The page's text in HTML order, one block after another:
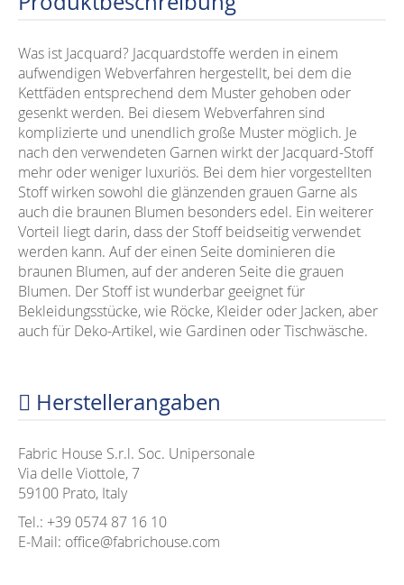
Was ist Jacquard? Jacquardstoffe werden in einem
aufwendigen Webverfahren hergestellt, bei dem die
Kettfäden entsprechend dem Muster gehoben oder
gesenkt werden. Bei diesem Webverfahren sind
komplizierte und unendlich große Muster möglich. Je
nach den verwendeten Garnen wirkt der Jacquard-Stoff
mehr oder weniger luxuriös. Bei dem hier vorgestellten
Stoff wirken sowohl die glänzenden grauen Garne als
auch die braunen Blumen besonders edel. Ein weiterer
Vorteil liegt darin, dass der Stoff beidseitig verwendet
werden kann. Auf der einen Seite dominieren die
braunen Blumen, auf der anderen Seite die grauen
Blumen. Der Stoff ist wunderbar geeignet für
Bekleidungsstücke, wie Röcke, Kleider oder Jacken, aber
auch für Deko-Artikel, wie Gardinen oder Tischwäsche.
Herstellerangaben
Fabric House S.r.l. Soc. Unipersonale
Via delle Viottole, 7
59100 Prato, Italy
Tel.: +39 0574 87 16 10
E-Mail: office@fabrichouse.com